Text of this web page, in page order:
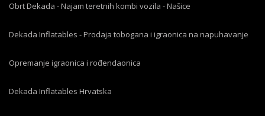
Obrt Dekada - Najam teretnih kombi vozila - Našice
Dekada Inflatables - Prodaja tobogana i igraonica na napuhavanje
Opremanje igraonica i rođendaonica
Dekada Inflatables Hrvatska